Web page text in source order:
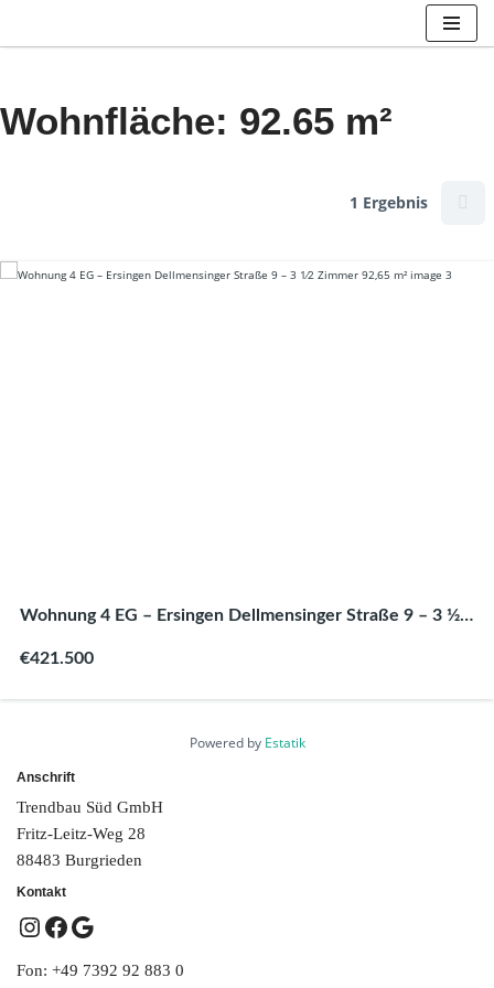
springen
Wohnfläche: 92.65 m²
1 Ergebnis
Wohnung 4 EG – Ersingen Dellmensinger Straße 9 – 3 1⁄2
€421.500
Powered by Estatik
Anschrift
Trendbau Süd GmbH
Fritz-Leitz-Weg 28
88483 Burgrieden
Kontakt
Fon: +49 7392 92 883 0